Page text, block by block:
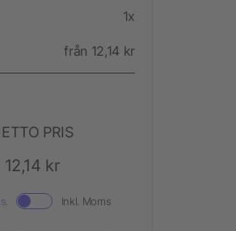
1x
från 12,14 kr
PRIS
12,14 kr
Inkl. Moms